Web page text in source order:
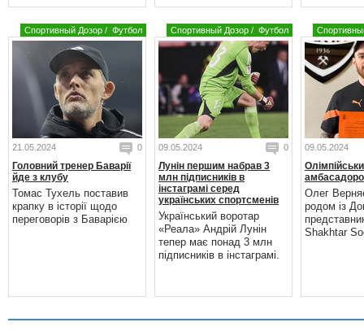
Спортивный Дозор / Футбол
21.05.2024 0
Головний тренер Баварії
йде з клубу
Томас Тухель поставив
крапку в історії щодо
переговорів з Баварією
Спортивный Дозор / Футбол
09.05.2024 0
Лунін першим набрав 3
млн підписників в
інстаграмі серед
українських спортсменів
Український воротар
«Реала» Андрій Лунін
тепер має понад 3 млн
підписників в інстаграмі.
09.05.2024
Олег
родом із
Shakhtar